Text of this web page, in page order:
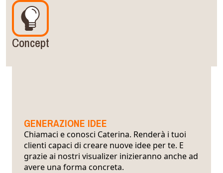
Concept
GENERAZIONE IDEE
Chiamaci e conosci Caterina. Renderà i tuoi
clienti capaci di creare nuove idee per te. E
grazie ai nostri visualizer inizieranno anche ad
avere una forma concreta.